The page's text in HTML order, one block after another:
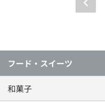
フード・スイーツ
和菓子